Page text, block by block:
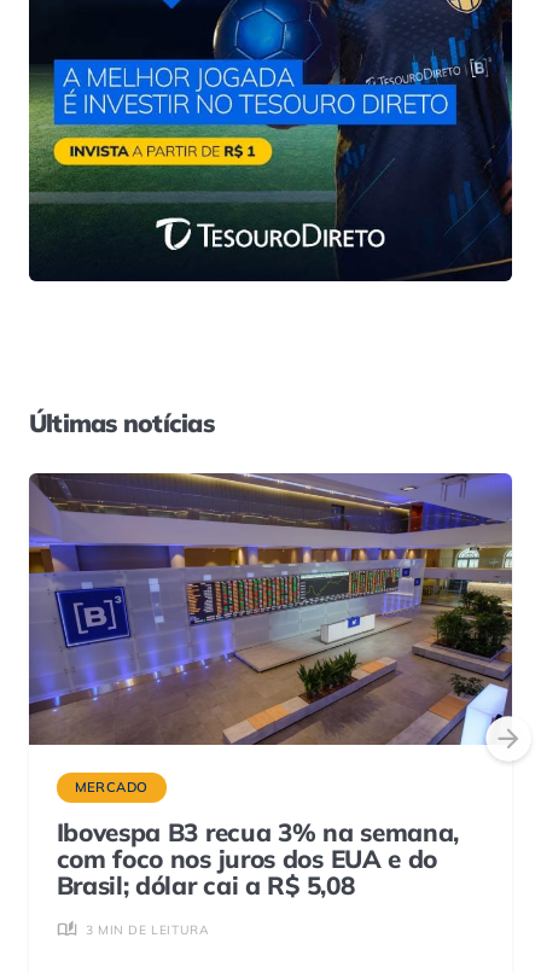
Últimas notícias
MERCADO
Ibovespa B3 recua 3% na semana,
com foco nos juros dos EUA e do
Brasil; dólar cai a R$ 5,08
3 MIN DE LEITURA